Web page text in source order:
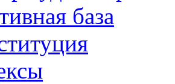
база